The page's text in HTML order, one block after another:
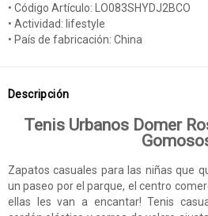
• Código Artículo: LO083SHYDJ2BCO
• Actividad: lifestyle
• País de fabricación: China
Descripción
Tenis Urbanos Domer
Zapatos casuales para las niñas que
un paseo por el parque, el centro
ellas les van a encantar! Tenis